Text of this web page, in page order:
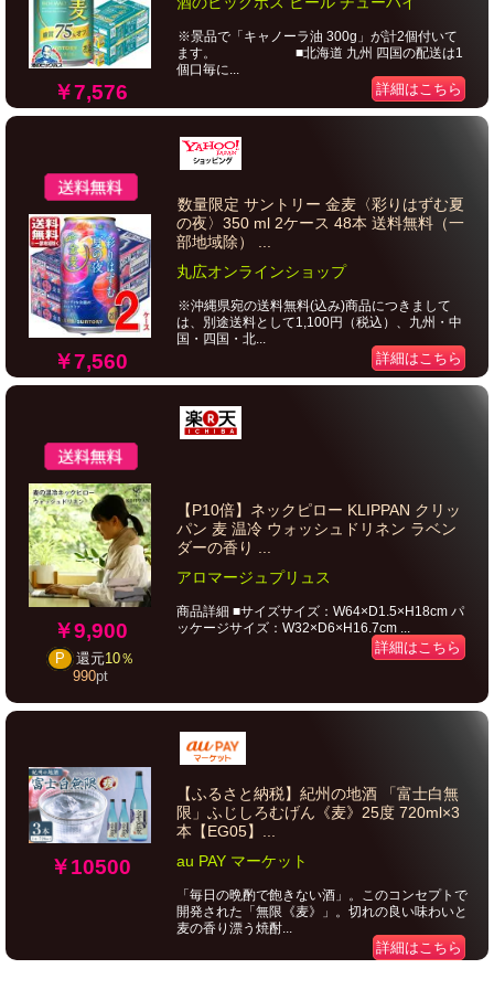
￥7,576
※景品で「キャノーラ油 300g」が計2個付いて
ます。 ■北海道 九州 四国の配送は1
個口毎に...
詳細はこちら
￥7,560
数量限定 サントリー 金麦〈彩りはずむ夏
の夜〉350 ml 2ケース 48本 送料無料（一
部地域除） ...
丸広オンラインショップ
※沖縄県宛の送料無料(込み)商品につきまして
は、別途送料として1,100円（税込）、九州・中
国・四国・北...
詳細はこちら
￥9,900
P 還元10％
990pt
【P10倍】ネックピロー KLIPPAN クリッ
パン 麦 温冷 ウォッシュドリネン ラベン
ダーの香り ...
アロマージュプリュス
商品詳細 ■サイズサイズ：W64×D1.5×H18cm パ
ッケージサイズ：W32×D6×H16.7cm ...
詳細はこちら
￥10500
【ふるさと納税】紀州の地酒 「富士白無
限」ふじしろむげん《麦》25度 720ml×3
本【EG05】...
au PAY マーケット
「毎日の晩酌で飽きない酒」。このコンセプトで
開発された「無限《麦》」。切れの良い味わいと
麦の香り漂う焼酎...
詳細はこちら